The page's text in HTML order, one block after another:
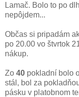
Lamač. Bolo to po
nepôjdem...
Občas si pripadám
po 20.00 vo štvrtok
nákup.
Zo 40 pokladní bolo
stál, bol za
pásku v platobnom